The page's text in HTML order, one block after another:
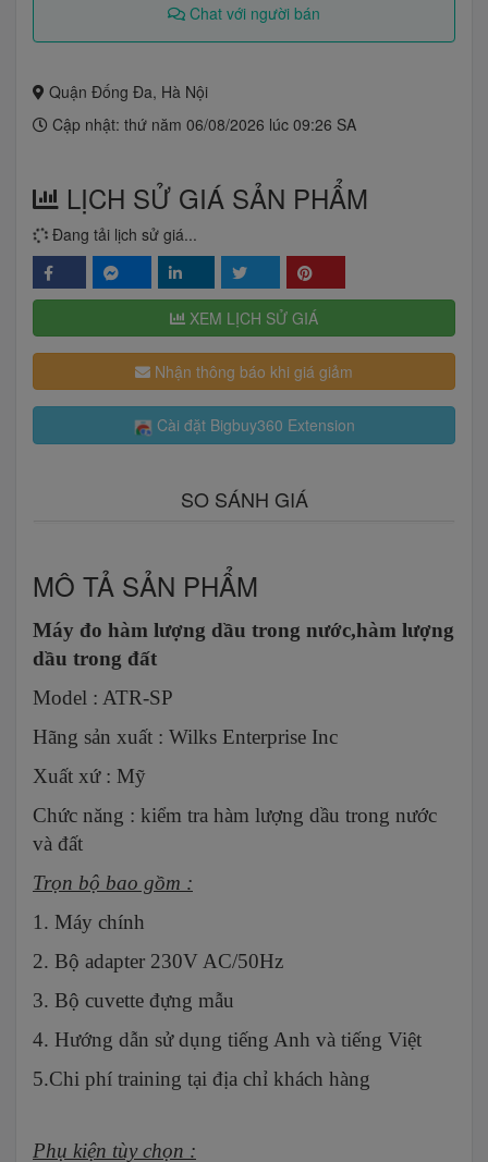
Chat với người bán
Quận Đống Đa, Hà Nội
Cập nhật: thứ năm 06/08/2026 lúc 09:26 SA
LỊCH SỬ GIÁ SẢN PHẨM
Đang tải lịch sử giá...
XEM LỊCH SỬ GIÁ
Nhận thông báo khi giá giảm
Cài đặt Bigbuy360 Extension
SO SÁNH GIÁ
MÔ TẢ SẢN PHẨM
Máy đo hàm lượng dầu trong nước,hàm lượng
dầu trong đất
Model : ATR-SP
Hãng sản xuất : Wilks Enterprise Inc
Xuất xứ : Mỹ
Chức năng : kiểm tra hàm lượng dầu trong nước
và đất
Trọn bộ bao gồm :
1. Máy chính
2. Bộ adapter 230V AC/50Hz
3. Bộ cuvette đựng mẫu
4. Hướng dẫn sử dụng tiếng Anh và tiếng Việt
5.Chi phí training tại địa chỉ khách hàng
Phụ kiện tùy chọn :